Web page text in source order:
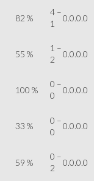
82 %
4 –
1
0.0.0.0
55 %
1 –
2
0.0.0.0
100 %
0 –
0
0.0.0.0
33 %
0 –
0
0.0.0.0
59 %
0 –
2
0.0.0.0